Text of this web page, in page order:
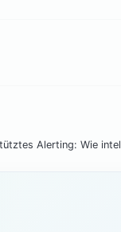
Alerting: Wie